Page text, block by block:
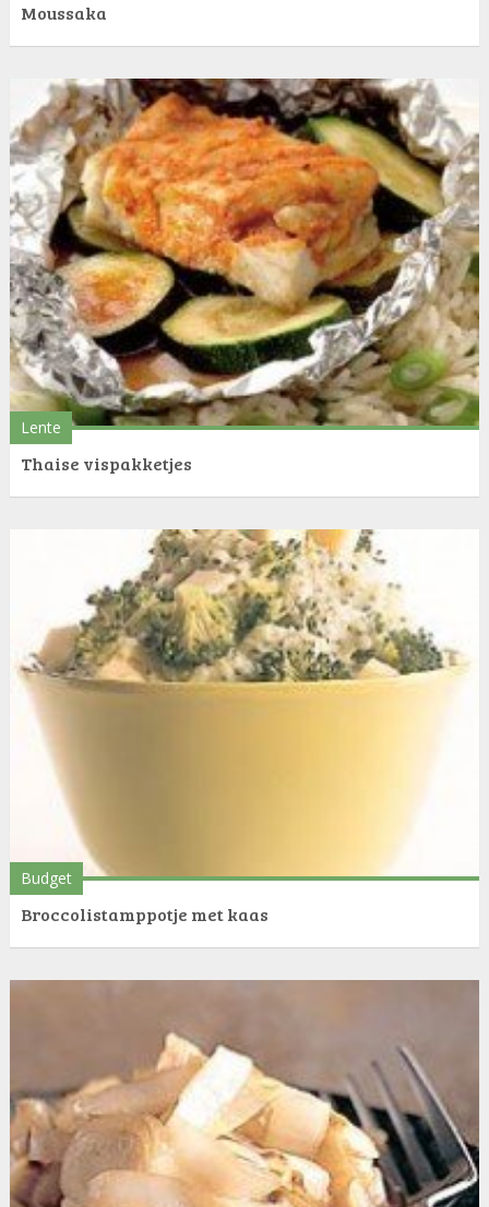
Moussaka
Lente
Thaise vispakketjes
Budget
Broccolistamppotje met kaas